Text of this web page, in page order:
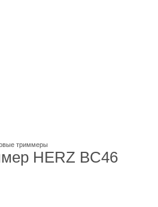
триммеры
HERZ BC46